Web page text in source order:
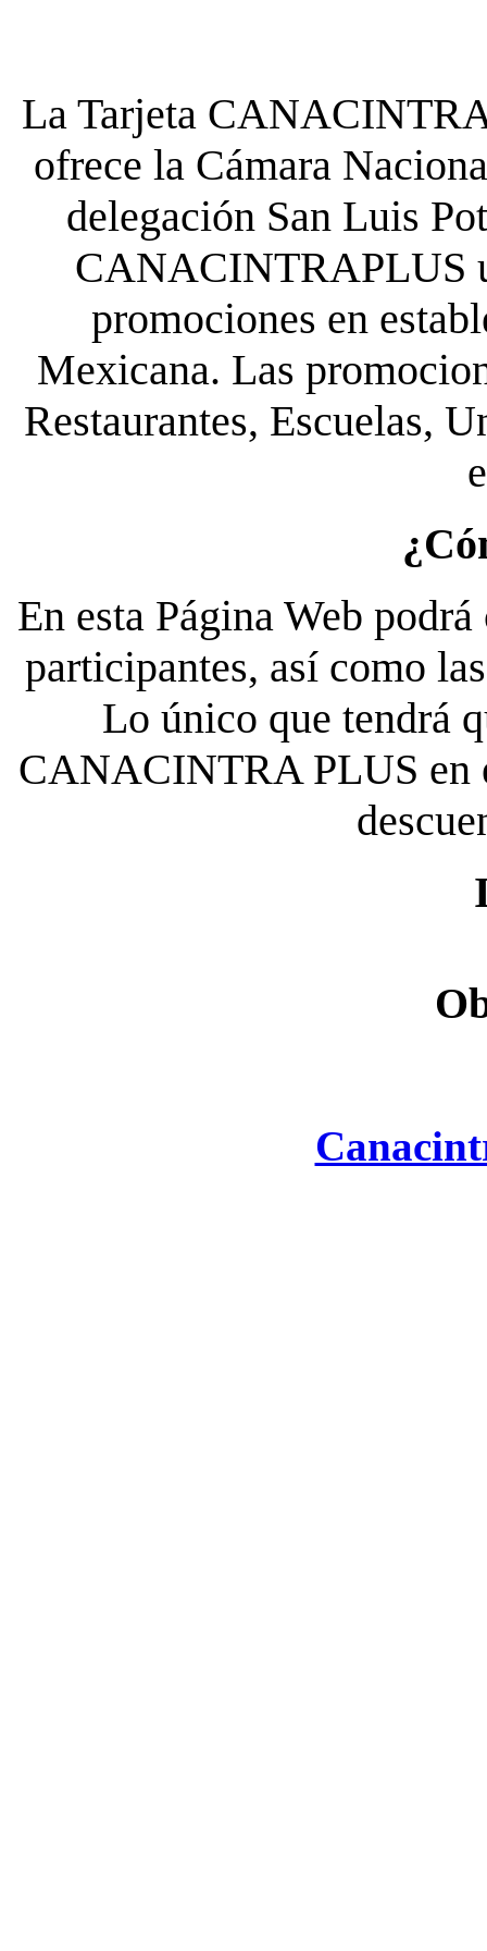
La Tarjeta
ofrece la Cámara
delegación San Luis
CANACINTRAPLUS
promociones en
Mexicana. Las
Restaurantes, Escuelas,
En esta Página Web
participantes, así como
Lo único que tendrá
CANACINTRA PLUS en